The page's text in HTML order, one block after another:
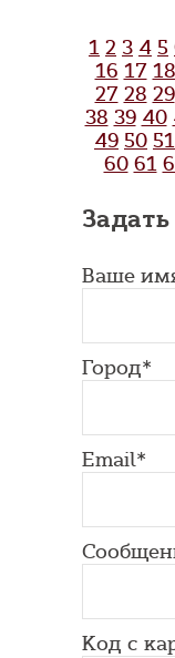
1 2 3 4 5
16 17 18
27 28 29
38 39 40
49 50 51
60 61
Задать
Ваше
Город*
Email*
Код с